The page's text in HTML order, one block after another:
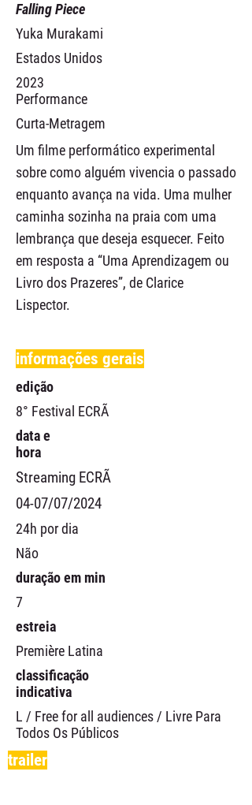
Falling Piece
Yuka Murakami
Estados Unidos
2023
Performance
Curta-Metragem
Um filme performático experimental
sobre como alguém vivencia o passado
enquanto avança na vida. Uma mulher
caminha sozinha na praia com uma
lembrança que deseja esquecer. Feito
em resposta a “Uma Aprendizagem ou
Livro dos Prazeres”, de Clarice
Lispector.
informações gerais
edição
8° Festival ECRÃ
data e
hora
Streaming ECRÃ
04-07/07/2024
24h por dia
Não
duração em min
7
estreia
Première Latina
classificação
indicativa
L / Free for all audiences / Livre Para
Todos Os Públicos
trailer